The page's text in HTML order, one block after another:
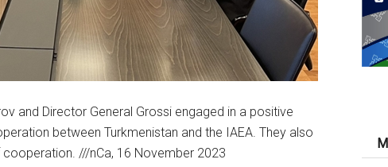
and Director General Grossi engaged in a positive
between Turkmenistan and the IAEA. They also
///nCa, 16 November 2023
M